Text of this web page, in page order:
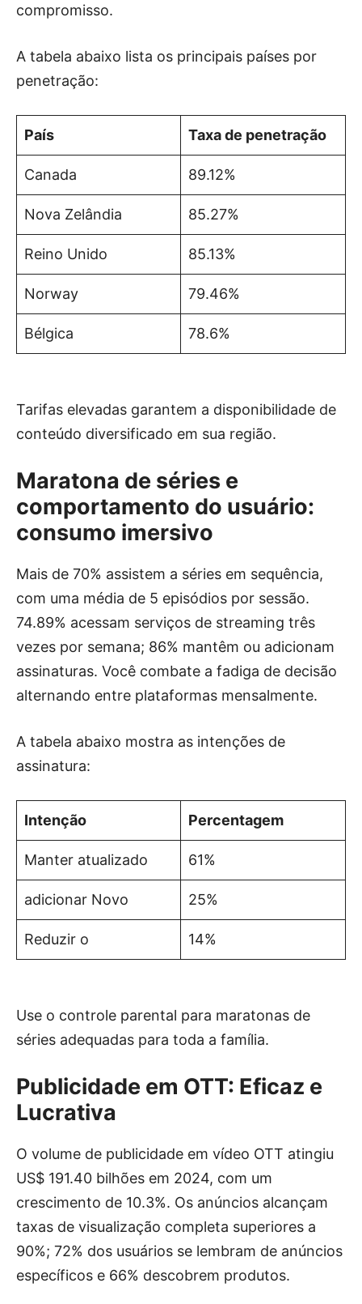
compromisso.
A tabela abaixo lista os principais países por
penetração:
País Taxa de penetração
Canada 89.12%
Nova Zelândia 85.27%
Reino Unido 85.13%
Norway 79.46%
Bélgica 78.6%
Tarifas elevadas garantem a disponibilidade de
conteúdo diversificado em sua região.
Maratona de séries e
comportamento do usuário:
consumo imersivo
Mais de 70% assistem a séries em sequência,
com uma média de 5 episódios por sessão.
74.89% acessam serviços de streaming três
vezes por semana; 86% mantêm ou adicionam
assinaturas. Você combate a fadiga de decisão
alternando entre plataformas mensalmente.
A tabela abaixo mostra as intenções de
assinatura:
Intenção Percentagem
Manter atualizado 61%
adicionar Novo 25%
Reduzir o 14%
Use o controle parental para maratonas de
séries adequadas para toda a família.
Publicidade em OTT: Eficaz e
Lucrativa
O volume de publicidade em vídeo OTT atingiu
US$ 191.40 bilhões em 2024, com um
crescimento de 10.3%. Os anúncios alcançam
taxas de visualização completa superiores a
90%; 72% dos usuários se lembram de anúncios
específicos e 66% descobrem produtos.